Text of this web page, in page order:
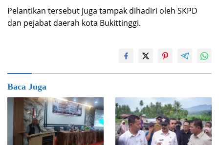
Pelantikan tersebut juga tampak dihadiri oleh SKPD
dan pejabat daerah kota Bukittinggi.
Baca Juga